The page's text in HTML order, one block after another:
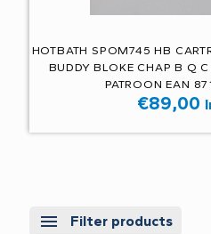
HOTBATH SPOM745 HB
BUDDY BLOKE CHAP B Q C
PATROON EAN
€89,00
Filter products